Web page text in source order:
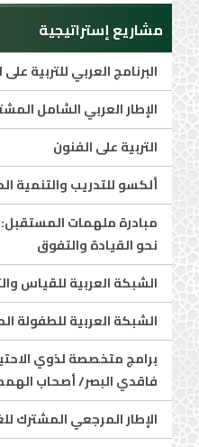
مشاريع إستراتيجية
البرنامج العربي للتربية
الإطار العربي الشامل
التربية على الفنون
ألكسو للتدريب والتنمية
مبادرة ملهمات
نحو القيادة والتفوق
الشبكة العربية للقياس
الشبكة العربية للطفولة
برامج متخصصة لذوي
فاقدي البصر/ أصحاب
الإطار المرجعي المشترك